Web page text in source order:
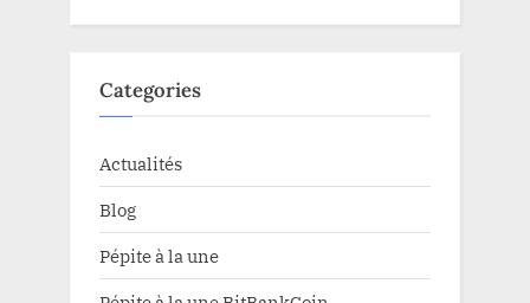
Categories
Actualités
Blog
Pépite à la une